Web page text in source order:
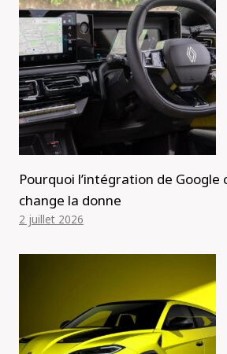
Pourquoi l’intégration de Google
change la donne
2 juillet 2026